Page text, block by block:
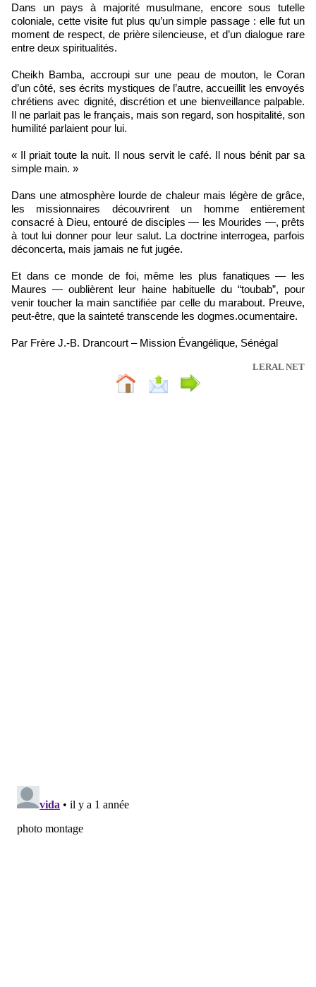
Dans un pays à majorité musulmane, encore sous tutelle
coloniale, cette visite fut plus qu’un simple passage : elle fut un
moment de respect, de prière silencieuse, et d’un dialogue rare
entre deux spiritualités.
Cheikh Bamba, accroupi sur une peau de mouton, le Coran
d’un côté, ses écrits mystiques de l’autre, accueillit les envoyés
chrétiens avec dignité, discrétion et une bienveillance palpable.
Il ne parlait pas le français, mais son regard, son hospitalité, son
humilité parlaient pour lui.
« Il priait toute la nuit. Il nous servit le café. Il nous bénit par sa
simple main. »
Dans une atmosphère lourde de chaleur mais légère de grâce,
les missionnaires découvrirent un homme entièrement
consacré à Dieu, entouré de disciples — les Mourides —, prêts
à tout lui donner pour leur salut. La doctrine interrogea, parfois
déconcerta, mais jamais ne fut jugée.
Et dans ce monde de foi, même les plus fanatiques — les
Maures — oublièrent leur haine habituelle du “toubab”, pour
venir toucher la main sanctifiée par celle du marabout. Preuve,
peut-être, que la sainteté transcende les dogmes.ocumentaire.
Par Frère J.-B. Drancourt – Mission Évangélique, Sénégal
LERAL NET